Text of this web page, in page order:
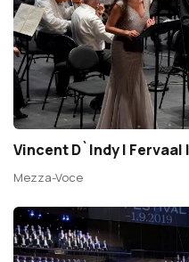
Vincent D`Indy | Fervaal
Mezza-Voce